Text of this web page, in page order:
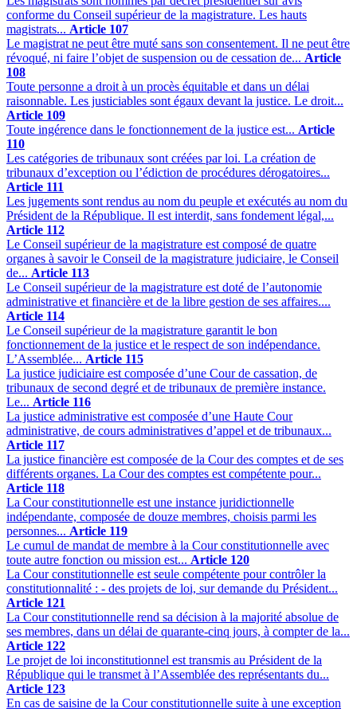
conforme du Conseil supérieur de la magistrature. Les hauts
magistrats... Article 107
Le magistrat ne peut être muté sans son consentement. Il ne peut être
révoqué, ni faire l’objet de suspension ou de cessation de... Article
108
Toute personne a droit à un procès équitable et dans un délai
raisonnable. Les justiciables sont égaux devant la justice. Le droit...
Article 109
Toute ingérence dans le fonctionnement de la justice est... Article
110
Les catégories de tribunaux sont créées par loi. La création de
tribunaux d’exception ou l’édiction de procédures dérogatoires...
Article 111
Les jugements sont rendus au nom du peuple et exécutés au nom du
Président de la République. Il est interdit, sans fondement légal,...
Article 112
Le Conseil supérieur de la magistrature est composé de quatre
organes à savoir le Conseil de la magistrature judiciaire, le Conseil
de... Article 113
Le Conseil supérieur de la magistrature est doté de l’autonomie
administrative et financière et de la libre gestion de ses affaires....
Article 114
Le Conseil supérieur de la magistrature garantit le bon
fonctionnement de la justice et le respect de son indépendance.
L’Assemblée... Article 115
La justice judiciaire est composée d’une Cour de cassation, de
tribunaux de second degré et de tribunaux de première instance.
Le... Article 116
La justice administrative est composée d’une Haute Cour
administrative, de cours administratives d’appel et de tribunaux...
Article 117
La justice financière est composée de la Cour des comptes et de ses
différents organes. La Cour des comptes est compétente pour...
Article 118
La Cour constitutionnelle est une instance juridictionnelle
indépendante, composée de douze membres, choisis parmi les
personnes... Article 119
Le cumul de mandat de membre à la Cour constitutionnelle avec
toute autre fonction ou mission est... Article 120
La Cour constitutionnelle est seule compétente pour contrôler la
constitutionnalité : - des projets de loi, sur demande du Président...
Article 121
La Cour constitutionnelle rend sa décision à la majorité absolue de
ses membres, dans un délai de quarante-cinq jours, à compter de la...
Article 122
Le projet de loi inconstitutionnel est transmis au Président de la
République qui le transmet à l’Assemblée des représentants du...
Article 123
En cas de saisine de la Cour constitutionnelle suite à une exception